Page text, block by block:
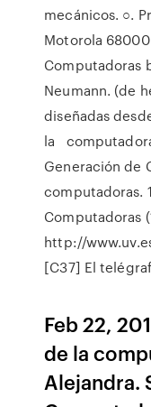
mecánicos. ○.
Motorola 68000
Computadoras
Neumann. (de
diseñadas
la
Generación de
computadoras.
Computadoras
http://
[C37] El
Feb 22,
de la
Alejandra.